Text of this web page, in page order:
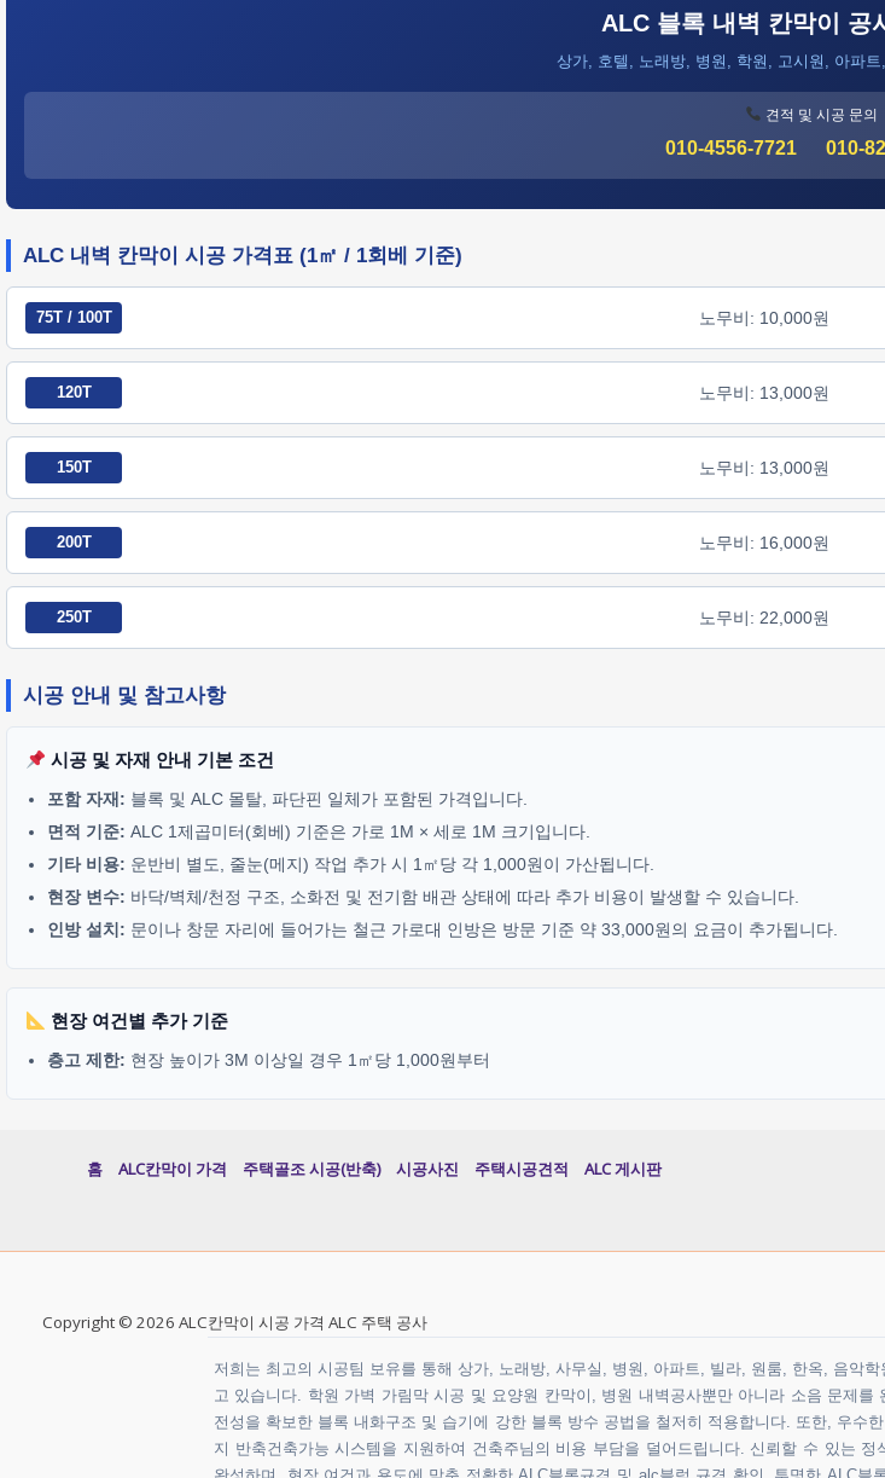
ALC 블록 내벽 칸막이 공
상가, 호텔, 노래방, 병원, 학원, 고시원, 아파
견적 및 시공 문의
010-4556-7721 010-
ALC 내벽 칸막이 시공 가격표 (1㎡ / 1회베 기준)
75T / 100T 노무비: 10,000원
120T 노무비: 13,000원
150T 노무비: 13,000원
200T 노무비: 16,000원
250T 노무비: 22,000원
시공 안내 및 참고사항
시공 및 자재 안내 기본 조건
포함 자재: 블록 및 ALC 몰탈, 파단핀 일체가 포함된 가격입니다.
면적 기준: ALC 1제곱미터(회베) 기준은 가로 1M × 세로 1M 크기입니다.
기타 비용: 운반비 별도, 줄눈(메지) 작업 추가 시 1㎡당 각 1,000원이 가산됩니다.
현장 변수: 바닥/벽체/천정 구조, 소화전 및 전기함 배관 상태에 따라 추가 비용이 발생할 수 있습니다.
인방 설치: 문이나 창문 자리에 들어가는 철근 가로대 인방은 방문 기준 약 33,000원의 요금이 추가됩니다.
현장 여건별 추가 기준
층고 제한: 현장 높이가 3M 이상일 경우 1㎡당 1,000원부터
홈 ALC칸막이 가격 주택골조 시공(반축) 시공사진 주택시공견적 ALC 게시판
Copyright © 2026 ALC칸막이 시공 가격 ALC 주택 공사
저희는 최고의 시공팀 보유를 통해 상가, 노래방, 사무실, 병원, 아파트, 빌라, 원룸, 한옥, 음악
고 있습니다. 학원 가벽 가림막 시공 및 요양원 칸막이, 병원 내벽공사뿐만 아니라 소음 문제
전성을 확보한 블록 내화구조 및 습기에 강한 블록 방수 공법을 철저히 적용합니다. 또한, 우수
지 반축건축가능 시스템을 지원하여 건축주님의 비용 부담을 덜어드립니다. 신뢰할 수 있는